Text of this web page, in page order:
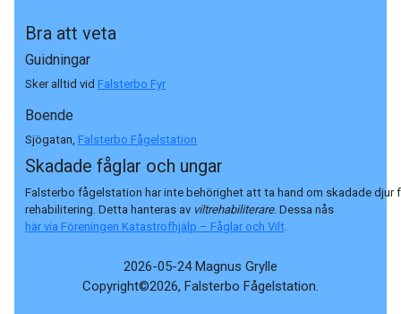
Bra att veta
Guidningar
Sker alltid vid Falsterbo Fyr
Boende
Sjögatan, Falsterbo Fågelstation
Skadade fåglar och ungar
Falsterbo fågelstation har inte behörighet att ta hand om skadade djur
rehabilitering. Detta hanteras av viltrehabiliterare. Dessa nås
här via Föreningen Katastrofhjälp – Fåglar och Vilt.
2026-05-24 Magnus Grylle
Copyright©2026, Falsterbo Fågelstation.